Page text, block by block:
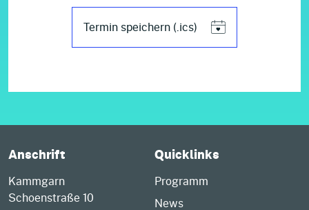
Termin speichern (.ics)
Anschrift
Kammgarn
Schoenstraße 10
Quicklinks
Programm
News